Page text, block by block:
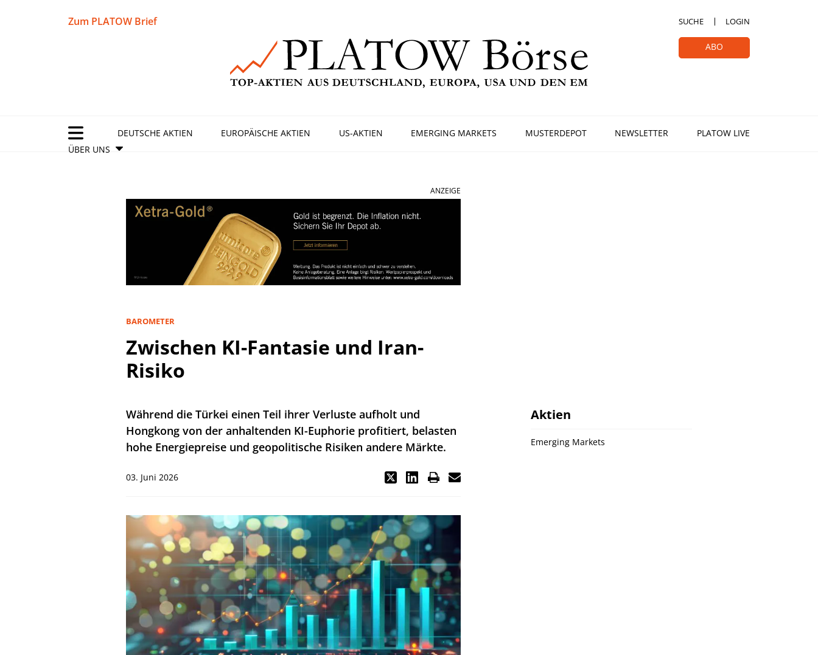
Zum PLATOW Brief SUCHE LOGIN
ABO
DEUTSCHE AKTIEN EUROPÄISCHE AKTIEN US-AKTIEN EMERGING MARKETS MUSTERDEPOT NEWSLETTER
PLATOW LIVE
ÜBER UNS
ANZEIGE
BAROMETER
Zwischen KI-Fantasie und Iran-
Risiko
Während die Türkei einen Teil ihrer Verluste aufholt und
Hongkong von der anhaltenden KI-Euphorie profitiert, belasten
hohe Energiepreise und geopolitische Risiken andere Märkte.
03. Juni 2026
Aktien
Emerging Markets